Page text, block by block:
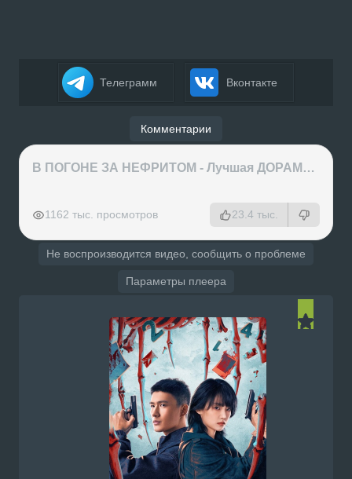
Телеграмм Вконтакте
Комментарии
В ПОГОНЕ ЗА НЕФРИТОМ - Лучшая ДОРАМА года или ХАЙП на ровном месте?
1162 тыс. просмотров 23.4 тыс.
Не воспроизводится видео, сообщить о проблеме
Параметры плеера